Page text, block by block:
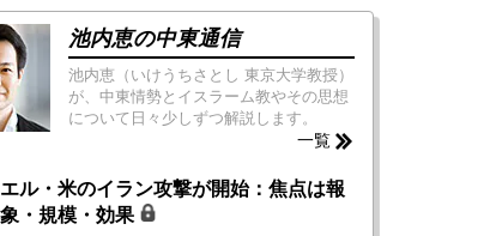
池内恵の中東通信
池内恵（いけうちさとし 東京大学教授）
が、中東情勢とイスラーム教やその思想
について日々少しずつ解説します。
一覧
ル・米のイラン攻撃が開始：焦点は報
・規模・効果